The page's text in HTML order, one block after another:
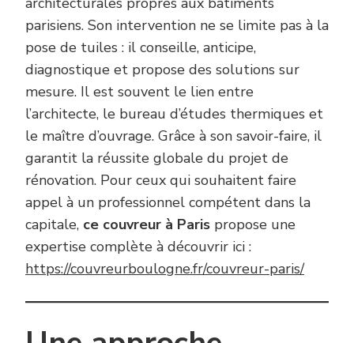
parisiens. Son intervention ne se limite pas à la
pose de tuiles : il conseille, anticipe,
diagnostique et propose des solutions sur
mesure. Il est souvent le lien entre
l’architecte, le bureau d’études thermiques et
le maître d’ouvrage. Grâce à son savoir-faire, il
garantit la réussite globale du projet de
rénovation. Pour ceux qui souhaitent faire
appel à un professionnel compétent dans la
capitale, ce couvreur à Paris propose une
expertise complète à découvrir ici :
https://couvreurboulogne.fr/couvreur-paris/